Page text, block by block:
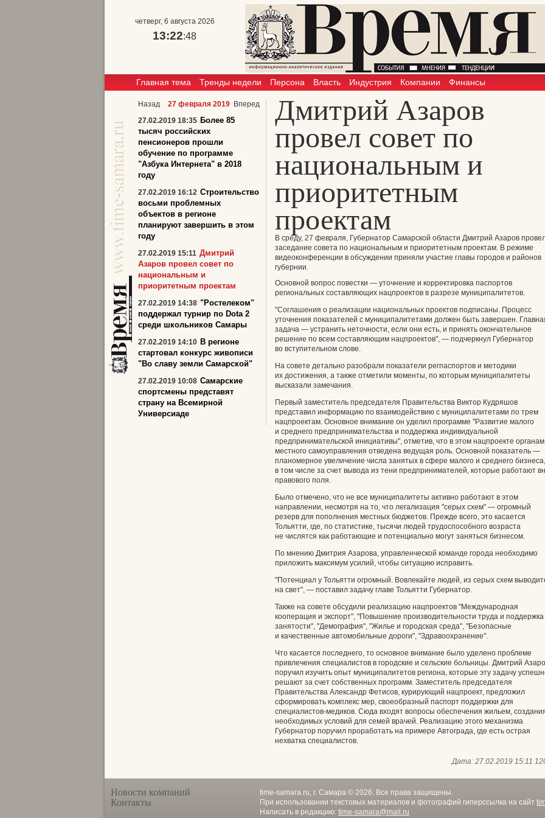
четверг, 6 августа 2026
13:22:48
Главная тема Тренды недели Персона Власть Индустрия Компании Финансы
Дмитрий Азаров
провел совет по
национальным и
приоритетным
проектам
В среду, 27 февраля, Губернатор Самарской области Дмитрий Азаров
заседание совета по национальным и приоритетным проектам. В режиме
видеоконференции в обсуждении приняли участие главы городов и районов
губернии.
Основной вопрос повестки — уточнение и корректировка паспортов
региональных составляющих нацпроектов в разрезе муниципалитетов.
"Соглашения о реализации национальных проектов подписаны. Процесс
уточнения показателей с муниципалитетами должен быть завершен.
задача — устранить неточности, если они есть, и принять окончательное
решение по всем составляющим нацпроектов", — подчеркнул Губернатор
во вступительном слове.
На совете детально разобрали показатели регпаспортов и методики
их достижения, а также отметили моменты, по которым муниципалитеты
высказали замечания.
Первый заместитель председателя Правительства Виктор Кудряшов
представил информацию по взаимодействию с муниципалитетами по трем
нацпроектам. Основное внимание он уделил программе "Развитие малого
и среднего предпринимательства и поддержка индивидуальной
предпринимательской инициативы", отметив, что в этом нацпроекте органам
местного самоуправления отведена ведущая роль. Основной показатель —
планомерное увеличение числа занятых в сфере малого и среднего бизнеса,
в том числе за счет вывода из тени предпринимателей, которые работают
правового поля.
Было отмечено, что не все муниципалитеты активно работают в этом
направлении, несмотря на то, что легализация "серых схем" — огромный
резерв для пополнения местных бюджетов. Прежде всего, это касается
Тольятти, где, по статистике, тысячи людей трудоспособного возраста
не числятся как работающие и потенциально могут заняться бизнесом.
По мнению Дмитрия Азарова, управленческой команде города необходимо
приложить максимум усилий, чтобы ситуацию исправить.
"Потенциал у Тольятти огромный. Вовлекайте людей, из серых схем
на свет", — поставил задачу главе Тольятти Губернатор.
Также на совете обсудили реализацию нацпроектов "Международная
кооперация и экспорт", "Повышение производительности труда и поддержка
занятости", "Демография", "Жилье и городская среда", "Безопасные
и качественные автомобильные дороги", "Здравоохранение".
Что касается последнего, то основное внимание было уделено проблеме
привлечения специалистов в городские и сельские больницы. Дмитрий
поручил изучить опыт муниципалитетов региона, которые эту задачу
решают за счет собственных программ. Заместитель председателя
Правительства Александр Фетисов, курирующий нацпроект, предложил
сформировать комплекс мер, своеобразный паспорт поддержки для
специалистов-медиков. Сюда входят вопросы обеспечения жильем,
необходимых условий для семей врачей. Реализацию этого механизма
Губернатор поручил проработать на примере Автограда, где есть острая
нехватка специалистов.
Дата: 27.02.2019 15:11
Назад 27 февраля 2019 Вперед
27.02.2019 18:35 Более 85
тысяч российских
пенсионеров прошли
обучение по программе
"Азбука Интернета" в 2018
году
27.02.2019 16:12 Строительство
восьми проблемных
объектов в регионе
планируют завершить в этом
году
27.02.2019 15:11 Дмитрий
Азаров провел совет по
национальным и
приоритетным проектам
27.02.2019 14:38 "Ростелеком"
поддержал турнир по Dota 2
среди школьников Самары
27.02.2019 14:10 В регионе
стартовал конкурс живописи
"Во славу земли Самарской"
27.02.2019 10:08 Самарские
спортсмены представят
страну на Всемирной
Универсиаде
Новости компаний
Контакты
time-samara.ru, г. Самара © 2026. Все права защищены.
При использовании текстовых материалов и фотографий гиперссылка на сайт
Написать в редакцию: time-samara@mail.ru